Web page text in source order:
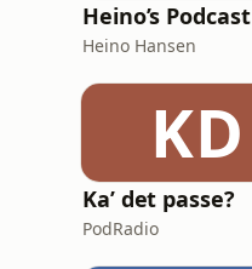
Heino’s Podcast
Heino Hansen
KD
Ka’ det passe?
PodRadio